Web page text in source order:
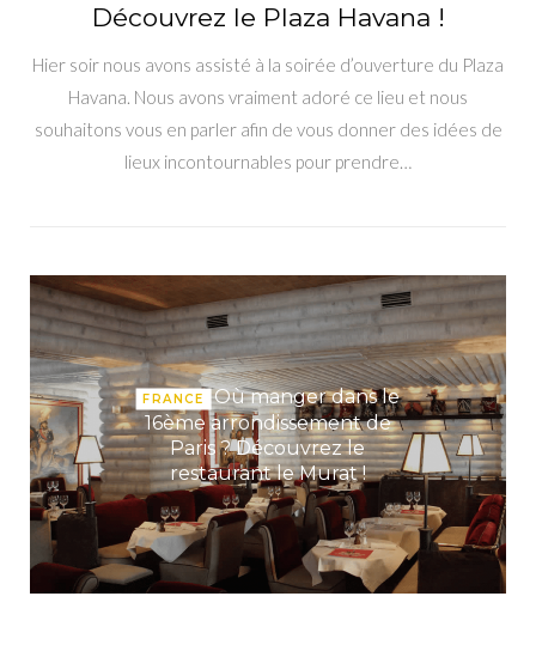
Découvrez le Plaza Havana !
Hier soir nous avons assisté à la soirée d’ouverture du Plaza
Havana. Nous avons vraiment adoré ce lieu et nous
souhaitons vous en parler afin de vous donner des idées de
lieux incontournables pour prendre…
FRANCE
Où manger dans le
16ème arrondissement de
Paris ? Découvrez le
restaurant le Murat !